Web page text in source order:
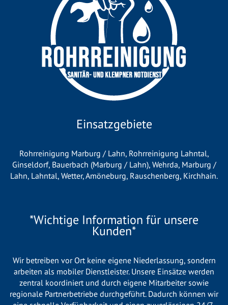
Einsatzgebiete
Rohrreinigung Marburg / Lahn, Rohrreinigung Lahntal,
Ginseldorf, Bauerbach (Marburg / Lahn), Wehrda, Marburg /
Lahn, Lahntal, Wetter,Amöneburg, Rauschenberg, Kirchhain.
*Wichtige Information für unsere
Kunden*
Wir betreiben vor Ort keine eigene Niederlassung, sondern
arbeiten als mobiler Dienstleister. Unsere Einsätze werden
zentral koordiniert und durch eigene Mitarbeiter sowie
regionale Partnerbetriebe durchgeführt. Dadurch können wir